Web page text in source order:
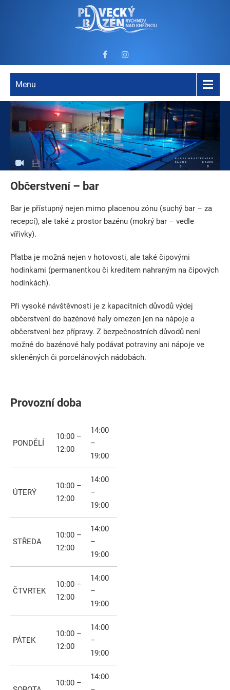
Menu
POČET NÁVŠTĚVNÍKŮ
SAUNA
0
BAZÉN
0
Občerstvení – bar
Bar je přístupný nejen mimo placenou zónu (suchý bar – za
recepcí), ale také z prostor bazénu (mokrý bar – vedle
vířivky).
Platba je možná nejen v hotovosti, ale také čipovými
hodinkami (permanentkou či kreditem nahraným na čipových
hodinkách).
Při vysoké návštěvnosti je z kapacitních důvodů výdej
občerstvení do bazénové haly omezen jen na nápoje a
občerstvení bez přípravy. Z bezpečnostních důvodů není
možné do bazénové haly podávat potraviny ani nápoje ve
skleněných či porcelánových nádobách.
Provozní doba
PONDĚLÍ
10:00 –
12:00
14:00
–
19:00
ÚTERÝ
10:00 –
12:00
14:00
–
19:00
STŘEDA
10:00 –
12:00
14:00
–
19:00
ČTVRTEK
10:00 –
12:00
14:00
–
19:00
PÁTEK
10:00 –
12:00
14:00
–
19:00
10:00 –
14:00